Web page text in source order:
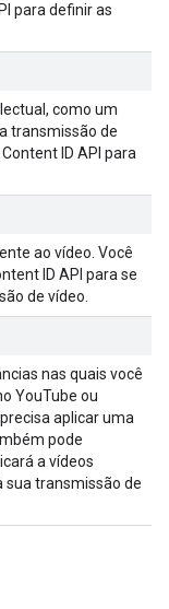
para definir as
como um
transmissão de
ID API para
ao vídeo. Você
ID API para se
de vídeo.
nas quais você
YouTube ou
aplicar uma
pode
a vídeos
sua transmissão de